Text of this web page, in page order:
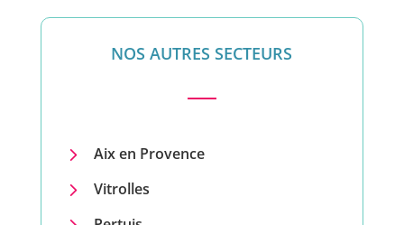
NOS AUTRES SECTEURS
5 Aix en Provence
5 Vitrolles